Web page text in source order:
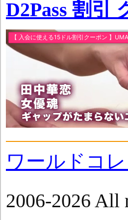
D2Pass 割引
ワールドコ
2006-2026 All